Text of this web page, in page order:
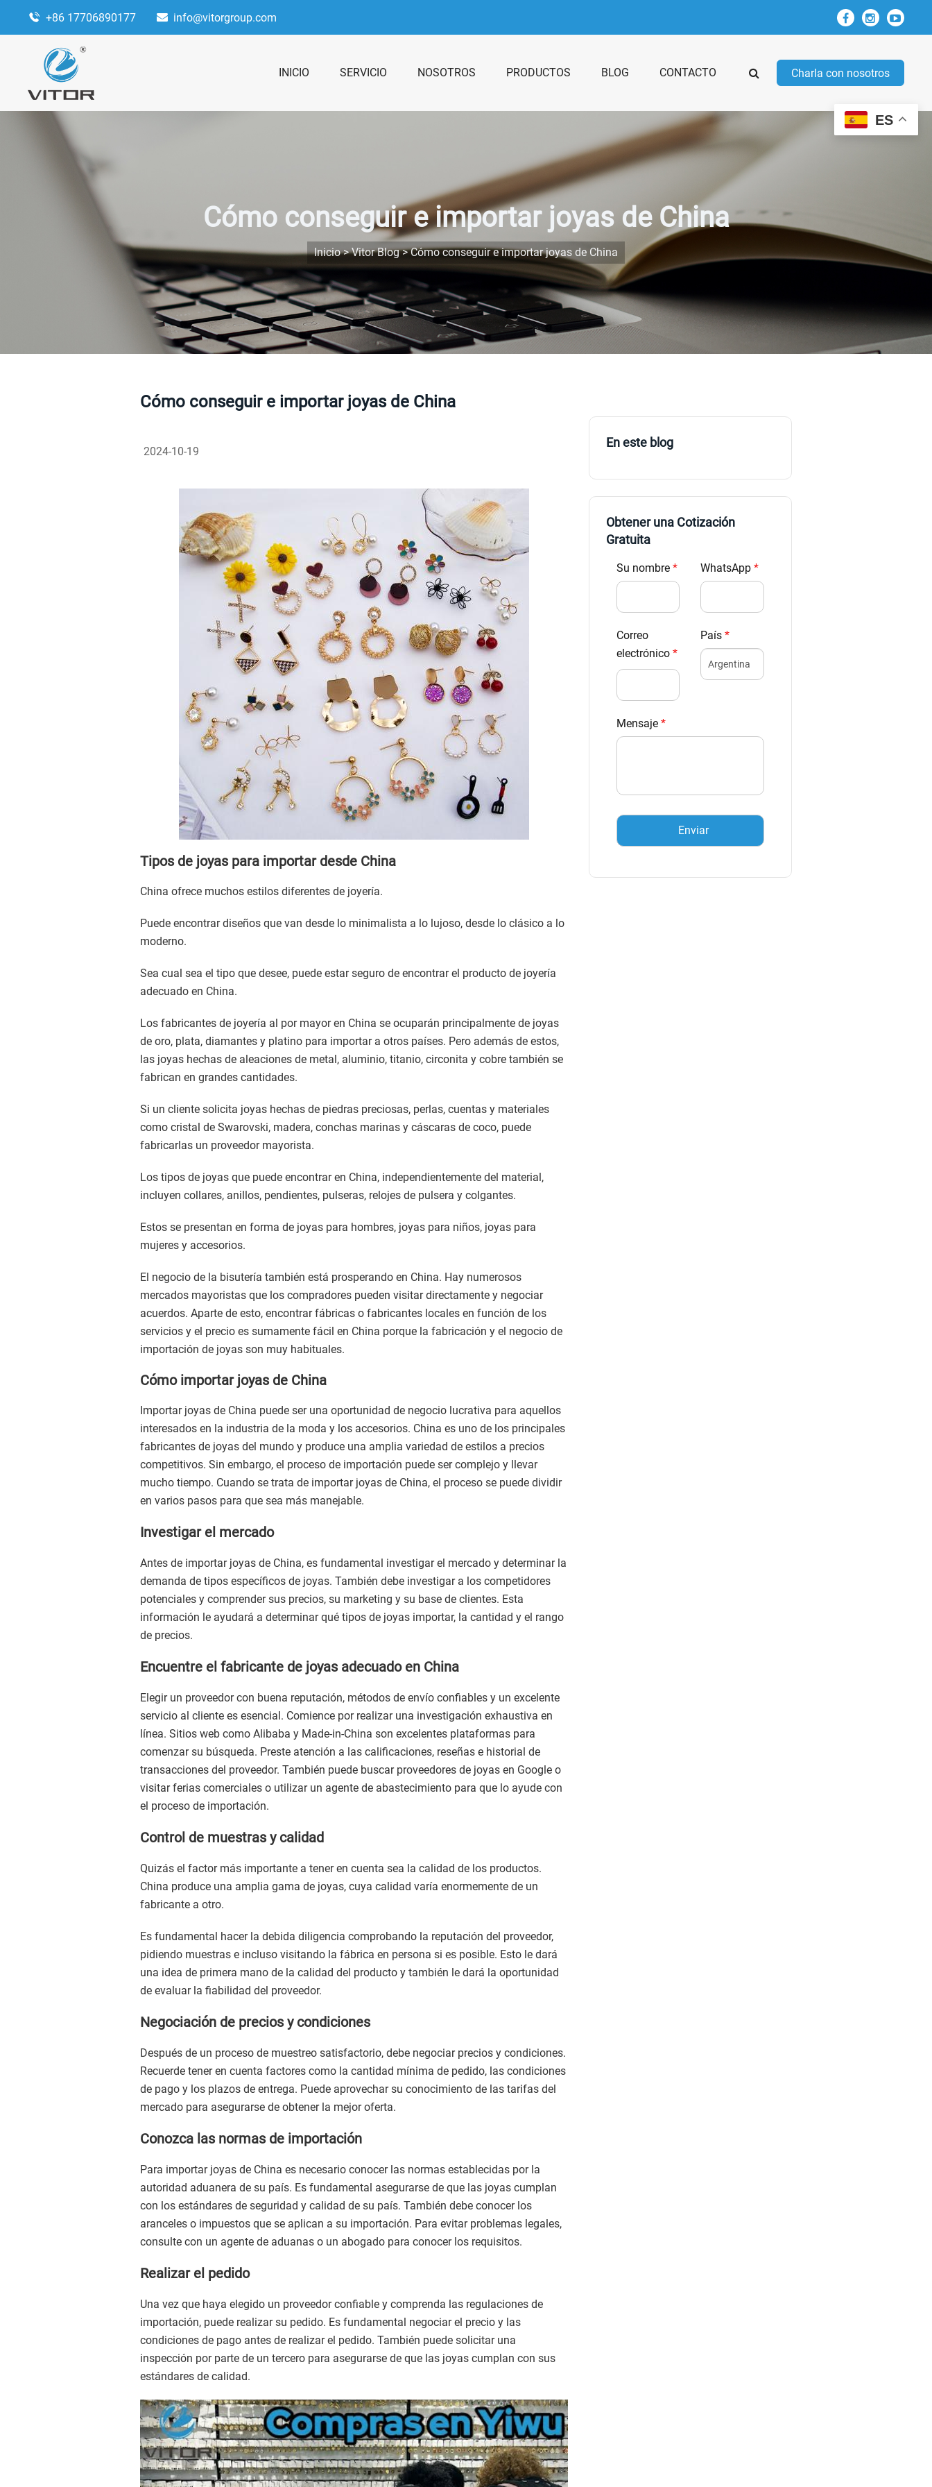
+86 17706890177 info@vitorgroup.com
INICIO SERVICIO NOSOTROS PRODUCTOS BLOG CONTACTO Charla con nosotros
Cómo conseguir e importar joyas de China
Inicio > Vitor Blog > Cómo conseguir e importar joyas de China
Cómo conseguir e importar joyas de China
2024-10-19
Tipos de joyas para importar desde China
China ofrece muchos estilos diferentes de joyería.
Puede encontrar diseños que van desde lo minimalista a lo lujoso, desde lo clásico a lo
moderno.
Sea cual sea el tipo que desee, puede estar seguro de encontrar el producto de joyería
adecuado en China.
Los fabricantes de joyería al por mayor en China se ocuparán principalmente de joyas
de oro, plata, diamantes y platino para importar a otros países. Pero además de estos,
las joyas hechas de aleaciones de metal, aluminio, titanio, circonita y cobre también se
fabrican en grandes cantidades.
Si un cliente solicita joyas hechas de piedras preciosas, perlas, cuentas y materiales
como cristal de Swarovski, madera, conchas marinas y cáscaras de coco, puede
fabricarlas un proveedor mayorista.
Los tipos de joyas que puede encontrar en China, independientemente del material,
incluyen collares, anillos, pendientes, pulseras, relojes de pulsera y colgantes.
Estos se presentan en forma de joyas para hombres, joyas para niños, joyas para
mujeres y accesorios.
El negocio de la bisutería también está prosperando en China. Hay numerosos
mercados mayoristas que los compradores pueden visitar directamente y negociar
acuerdos. Aparte de esto, encontrar fábricas o fabricantes locales en función de los
servicios y el precio es sumamente fácil en China porque la fabricación y el negocio de
importación de joyas son muy habituales.
Cómo importar joyas de China
Importar joyas de China puede ser una oportunidad de negocio lucrativa para aquellos
interesados ​​en la industria de la moda y los accesorios. China es uno de los principales
fabricantes de joyas del mundo y produce una amplia variedad de estilos a precios
competitivos. Sin embargo, el proceso de importación puede ser complejo y llevar
mucho tiempo. Cuando se trata de importar joyas de China, el proceso se puede dividir
en varios pasos para que sea más manejable.
Investigar el mercado
Antes de importar joyas de China, es fundamental investigar el mercado y determinar la
demanda de tipos específicos de joyas. También debe investigar a los competidores
potenciales y comprender sus precios, su marketing y su base de clientes. Esta
información le ayudará a determinar qué tipos de joyas importar, la cantidad y el rango
de precios.
Encuentre el fabricante de joyas adecuado en China
Elegir un proveedor con buena reputación, métodos de envío confiables y un excelente
servicio al cliente es esencial. Comience por realizar una investigación exhaustiva en
línea. Sitios web como Alibaba y Made-in-China son excelentes plataformas para
comenzar su búsqueda. Preste atención a las calificaciones, reseñas e historial de
transacciones del proveedor. También puede buscar proveedores de joyas en Google o
visitar ferias comerciales o utilizar un agente de abastecimiento para que lo ayude con
el proceso de importación.
Control de muestras y calidad
Quizás el factor más importante a tener en cuenta sea la calidad de los productos.
China produce una amplia gama de joyas, cuya calidad varía enormemente de un
fabricante a otro.
Es fundamental hacer la debida diligencia comprobando la reputación del proveedor,
pidiendo muestras e incluso visitando la fábrica en persona si es posible. Esto le dará
una idea de primera mano de la calidad del producto y también le dará la oportunidad
de evaluar la fiabilidad del proveedor.
Negociación de precios y condiciones
Después de un proceso de muestreo satisfactorio, debe negociar precios y condiciones.
Recuerde tener en cuenta factores como la cantidad mínima de pedido, las condiciones
de pago y los plazos de entrega. Puede aprovechar su conocimiento de las tarifas del
mercado para asegurarse de obtener la mejor oferta.
Conozca las normas de importación
Para importar joyas de China es necesario conocer las normas establecidas por la
autoridad aduanera de su país. Es fundamental asegurarse de que las joyas cumplan
con los estándares de seguridad y calidad de su país. También debe conocer los
aranceles o impuestos que se aplican a su importación. Para evitar problemas legales,
consulte con un agente de aduanas o un abogado para conocer los requisitos.
Realizar el pedido
Una vez que haya elegido un proveedor confiable y comprenda las regulaciones de
importación, puede realizar su pedido. Es fundamental negociar el precio y las
condiciones de pago antes de realizar el pedido. También puede solicitar una
inspección por parte de un tercero para asegurarse de que las joyas cumplan con sus
estándares de calidad.
En este blog
Obtener una Cotización
Gratuita
Su nombre * WhatsApp*
Correo
electrónico *
País*
Mensaje *
ES